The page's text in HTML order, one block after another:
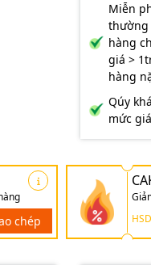
Miễn
thường
hàng
giá >
hàng
Qúy
mức
chép